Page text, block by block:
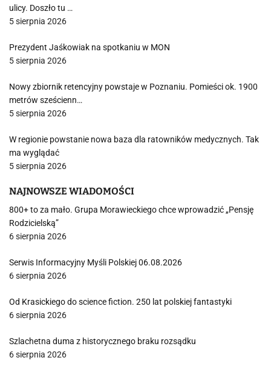
ulicy. Doszło tu …
5 sierpnia 2026
Prezydent Jaśkowiak na spotkaniu w MON
5 sierpnia 2026
Nowy zbiornik retencyjny powstaje w Poznaniu. Pomieści ok. 1900
metrów sześcienn…
5 sierpnia 2026
W regionie powstanie nowa baza dla ratowników medycznych. Tak
ma wyglądać
5 sierpnia 2026
NAJNOWSZE WIADOMOŚCI
800+ to za mało. Grupa Morawieckiego chce wprowadzić „Pensję
Rodzicielską”
6 sierpnia 2026
Serwis Informacyjny Myśli Polskiej 06.08.2026
6 sierpnia 2026
Od Krasickiego do science fiction. 250 lat polskiej fantastyki
6 sierpnia 2026
Szlachetna duma z historycznego braku rozsądku
6 sierpnia 2026